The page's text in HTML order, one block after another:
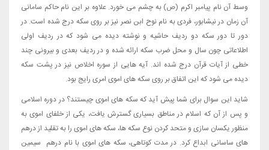
وسط آن نام پیامبر اکرم (ص) به چشم می خورد. علاوه بر این نام حاکم سامانی
آن زمان در نیشابور، فردی به نام نوح ابن نصر نیز بر روی سکه درج شده است. در
دور تا دور سکه دو ردیف حاشیه و نوشته دیده می شود که در ردیف اولی
اطلاعاتی چون سال و محل ضرب سکه ارائه شده و در ردیف بعدی و بیرونی چند
خطی از آیات قرآن درج شده اند. آیه هایی از سوره اخلاص نیز در پشت سکه
دیده می شود که این اتفاق بر روی سکه های اموی امری رایج بود.
شاید این سوال برای شما پیش آید که سکه های اموی چیستند؟ در دوره اسلامی
و پس از آن که اسلام در مناطق بسیاری گسترش یافت، یکی از خلفای اموی به
منظور یکسان سازی و متحد کردن نوع سکه ها، سکه های اموی را به تقلید از درهم
های ساسانی ابداع کرد. در مدت کوتاهی، سکه های اموی با نام درهم سیمین